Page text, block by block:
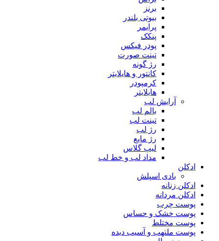
برنز
بیوتی بلندر
پرایمر
پنکک
پودر فیکس
تینت صورت
رژ گونه
کانتور و هایلایتر
کرمپودر
هایلایتر
آرایش لب
بالم لب
تینت لب
رژ لب
رژ مایع
لیپ گلاس
مداد لب و خط لب
ادکلن
بادی اسپلش
ادکلن زنانه
ادکلن مردانه
پوست چرب
پوست خشک و حساس
پوست مختلط
پوست ملتهب و آسیب دیده